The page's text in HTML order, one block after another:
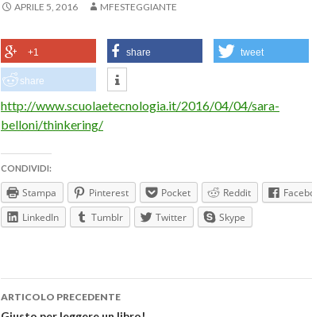
APRILE 5, 2016 MFESTEGGIANTE
+1 share tweet
share
http://www.scuolaetecnologia.it/2016/04/04/sara-
belloni/thinkering/
CONDIVIDI:
Stampa Pinterest Pocket Reddit
LinkedIn
Tumblr Twitter Skype
Navigazione
ARTICOLO PRECEDENTE